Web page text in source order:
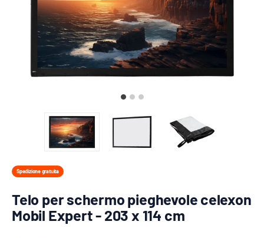
Spedizione gratuita
Telo per schermo pieghevole celexon
Mobil Expert - 203 x 114 cm